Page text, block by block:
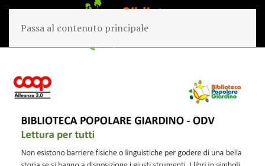
Passa al contenuto principale